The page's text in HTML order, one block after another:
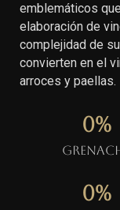
emblemáticos
elaboración de
complejidad de
convierten en el
arroces y paellas.
0%
0%